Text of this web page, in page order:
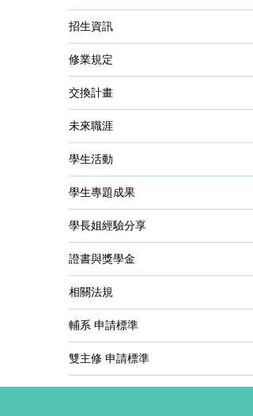
招生資訊
修業規定
交換計畫
未來職涯
學生活動
學生專題成果
學長姐經驗分享
證書與獎學金
相關法規
輔系 申請標準
雙主修 申請標準